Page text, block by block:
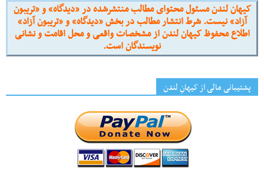
کیهان لندن مسئول محتوای مطالب منتشرشده در «دیدگاه» و «تریبون
آزاد» نیست. شرط انتشار مطالب در بخش «دیدگاه» و «تریبون آزاد»
اطلاع محفوظ کیهان لندن از مشخصات واقعی و محل اقامت و نشانی
نویسندگان است.
پشتیبانی مالی از کیهانِ لندن